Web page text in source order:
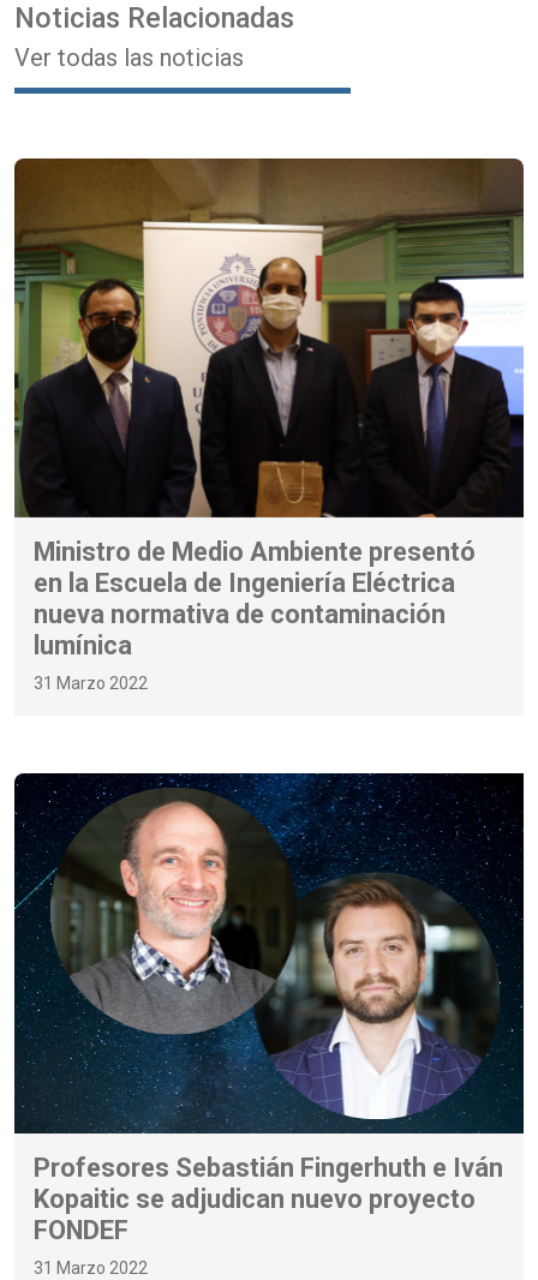
Noticias Relacionadas
Ver todas las noticias
Ministro de Medio Ambiente presentó
en la Escuela de Ingeniería Eléctrica
nueva normativa de contaminación
lumínica
31 Marzo 2022
Profesores Sebastián Fingerhuth e Iván
Kopaitic se adjudican nuevo proyecto
FONDEF
31 Marzo 2022